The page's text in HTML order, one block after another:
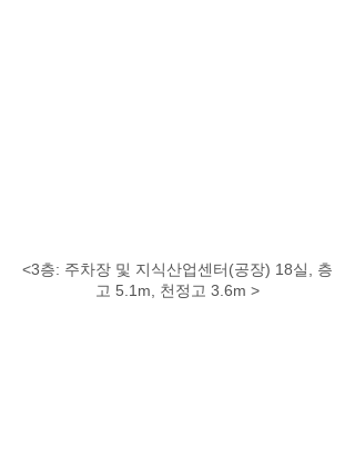
<3층: 주차장 및 지식산업센터(공장) 18실, 층
고 5.1m, 천정고 3.6m >